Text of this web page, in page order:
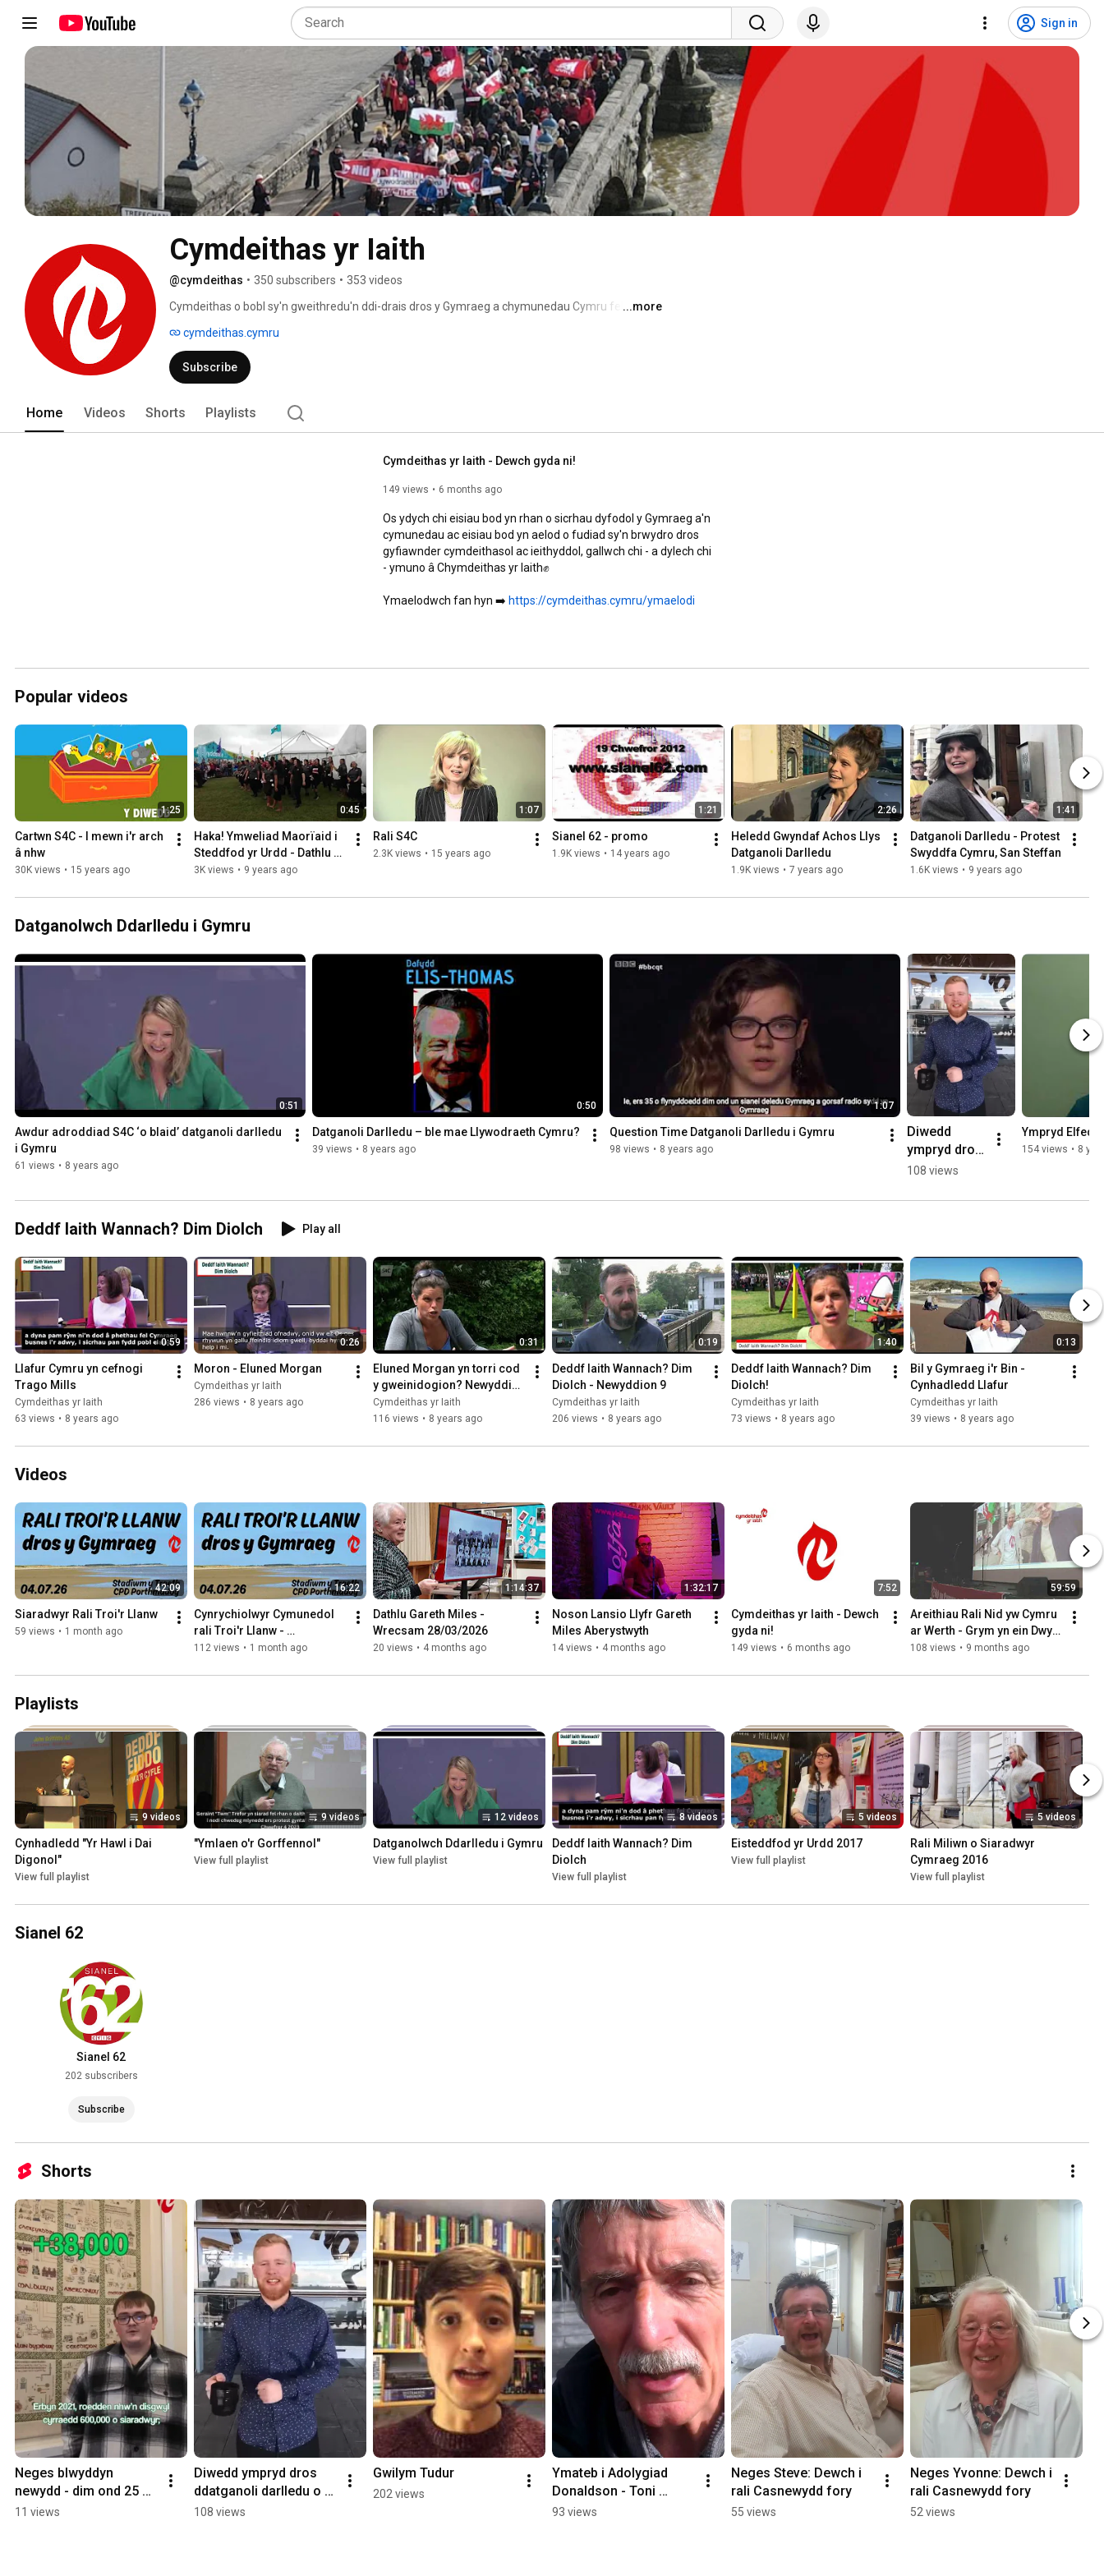
Sign in
Cymdeithas yr Iaith
@cymdeithas • 350 subscribers • 353 videos
Cymdeithas o bobl sy'n gweithredu'n ddi-drais dros y Gymraeg a chymunedau Cymru fel rhan
...more
cymdeithas.cymru
Subscribe
Home Videos Shorts Playlists
Cymdeithas yr Iaith - Dewch gyda ni!
149 views 6 months ago
Os ydych chi eisiau bod yn rhan o sicrhau dyfodol y Gymraeg a'n
cymunedau ac eisiau bod yn aelod o fudiad sy'n brwydro dros
gyfiawnder cymdeithasol ac ieithyddol, gallwch chi - a dylech chi
- ymuno â Chymdeithas yr Iaith✊
https://cymdeithas.cymru/ymaelodi
Popular videos
1:25
Cartwn S4C - I mewn i'r arch
â nhw
30K views • 15 years ago
0:45
Haka! Ymweliad Maorïaid i
Steddfod yr Urdd - Dathlu
Amrywiaeith
3K views • 9 years ago
1:07
Rali S4C
2.3K views • 15 years ago
1:21
Sianel 62 - promo
1.9K views • 14 years ago
2:26
Heledd Gwyndaf Achos Llys
Datganoli Darlledu
1.9K views • 7 years ago
1:41
Datganoli Darlledu - Protest
Swyddfa Cymru, San Steffan
1.6K views • 9 years ago
Datganolwch Ddarlledu i Gymru
0:51
Awdur adroddiad S4C ‘o blaid’ datganoli darlledu
i Gymru
61 views • 8 years ago
0:50
Datganoli Darlledu – ble mae Llywodraeth Cymru?
39 views • 8 years ago
1:07
Question Time Datganoli Darlledu i Gymru
98 views • 8 years ago
Diwedd
ympryd dros
ddatganoli
flaen y
108 views
Ympryd Elfed
154 views • 8
Deddf Iaith Wannach? Dim Diolch Play all
0:59
Llafur Cymru yn cefnogi
Trago Mills
Cymdeithas yr Iaith
63 views • 8 years ago
0:26
Moron - Eluned Morgan
Cymdeithas yr Iaith
286 views • 8 years ago
0:31
Eluned Morgan yn torri cod
y gweinidogion? Newyddion
9
Cymdeithas yr Iaith
116 views • 8 years ago
0:19
Deddf Iaith Wannach? Dim
Diolch - Newyddion 9
Cymdeithas yr Iaith
206 views • 8 years ago
1:40
Deddf Iaith Wannach? Dim
Diolch!
Cymdeithas yr Iaith
73 views • 8 years ago
0:13
Bil y Gymraeg i'r Bin -
Cynhadledd Llafur
Cymdeithas yr Iaith
39 views • 8 years ago
Videos
42:09
Siaradwyr Rali Troi'r Llanw
59 views • 1 month ago
16:22
Cynrychiolwyr Cymunedol
rali Troi'r Llanw -
Porthmadog 04/07/2026
112 views • 1 month ago
1:14:37
Dathlu Gareth Miles -
Wrecsam 28/03/2026
20 views • 4 months ago
1:32:17
Noson Lansio Llyfr Gareth
Miles Aberystwyth
14 views • 4 months ago
7:52
Cymdeithas yr Iaith - Dewch
gyda ni!
149 views • 6 months ago
59:59
Areithiau Rali Nid yw Cymru
ar Werth - Grym yn ein Dwylo
Bethesda Tachwedd 2025
108 views • 9 months ago
Playlists
9 videos
Cynhadledd "Yr Hawl i Dai
Digonol"
View full playlist
9 videos
"Ymlaen o'r Gorffennol"
View full playlist
12 videos
Datganolwch Ddarlledu i Gymru
View full playlist
8 videos
Deddf Iaith Wannach? Dim
Diolch
View full playlist
5 videos
Eisteddfod yr Urdd 2017
View full playlist
5 videos
Rali Miliwn o Siaradwyr
Cymraeg 2016
View full playlist
Sianel 62
Sianel 62
202 subscribers
Subscribe
Shorts
Neges blwyddyn
newydd - dim ond 25
mlynedd i gyrraedd
11 views
Diwedd ympryd dros
ddatganoli darlledu o
flaen y Senedd
108 views
Gwilym Tudur
202 views
Ymateb i Adolygiad
Donaldson - Toni
Schiavone
93 views
Neges Steve: Dewch i
rali Casnewydd fory
55 views
Neges Yvonne: Dewch i
rali Casnewydd fory
52 views